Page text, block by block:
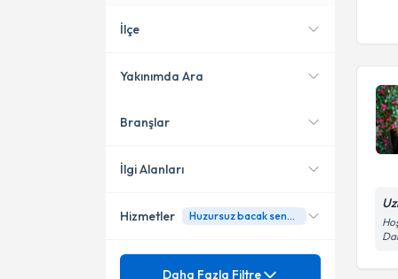
İlçe
Odunpazarı
Tepebaşı
Yakınımda Ara
Konumuma yakın uzmanları
Branşlar
Nöroloji (Beyin ve Sinir
Akupunktur
İlgi Alanları
Akupunktur
Hizmetler Huzursuz bacak sendromu
Mezuniyet
Daha Fazla Filtre